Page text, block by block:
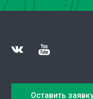
Оставить